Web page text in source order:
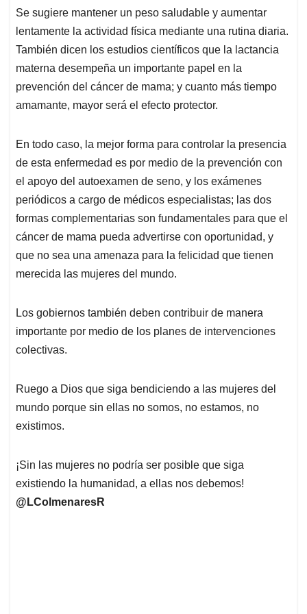
Se sugiere mantener un peso saludable y aumentar
lentamente la actividad física mediante una rutina diaria.
También dicen los estudios científicos que la lactancia
materna desempeña un importante papel en la
prevención del cáncer de mama; y cuanto más tiempo
amamante, mayor será el efecto protector.
En todo caso, la mejor forma para controlar la presencia
de esta enfermedad es por medio de la prevención con
el apoyo del autoexamen de seno, y los exámenes
periódicos a cargo de médicos especialistas; las dos
formas complementarias son fundamentales para que el
cáncer de mama pueda advertirse con oportunidad, y
que no sea una amenaza para la felicidad que tienen
merecida las mujeres del mundo.
Los gobiernos también deben contribuir de manera
importante por medio de los planes de intervenciones
colectivas.
Ruego a Dios que siga bendiciendo a las mujeres del
mundo porque sin ellas no somos, no estamos, no
existimos.
¡Sin las mujeres no podría ser posible que siga
existiendo la humanidad, a ellas nos debemos!
@LColmenaresR